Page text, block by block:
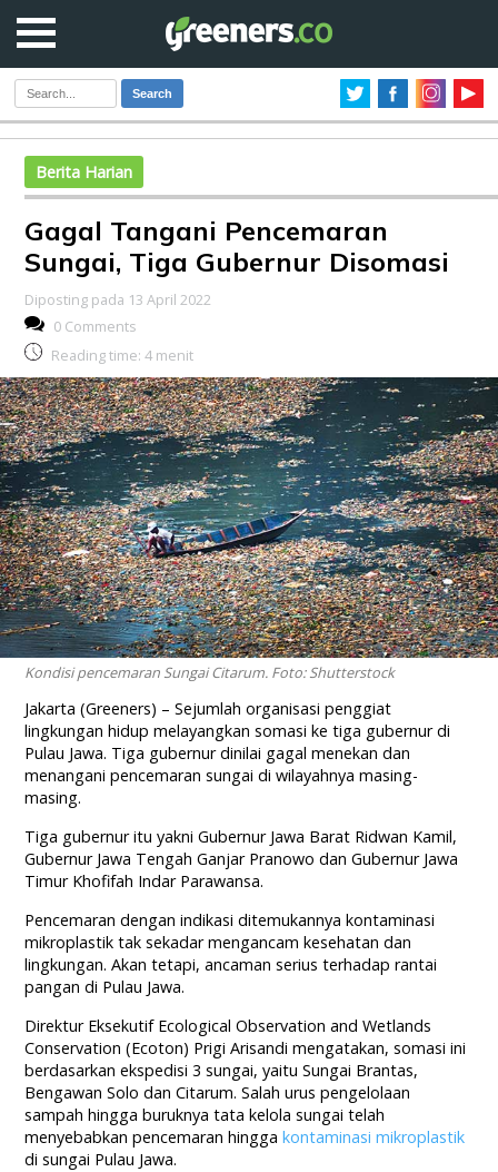
Search
Berita Harian
Gagal Tangani Pencemaran
Sungai, Tiga Gubernur Disomasi
Diposting pada 13 April 2022
0 Comments
Reading time: 4 menit
Kondisi pencemaran Sungai Citarum. Foto: Shutterstock
Jakarta (Greeners) – Sejumlah organisasi penggiat
lingkungan hidup melayangkan somasi ke tiga gubernur di
Pulau Jawa. Tiga gubernur dinilai gagal menekan dan
menangani pencemaran sungai di wilayahnya masing-
masing.
Tiga gubernur itu yakni Gubernur Jawa Barat Ridwan Kamil,
Gubernur Jawa Tengah Ganjar Pranowo dan Gubernur Jawa
Timur Khofifah Indar Parawansa.
Pencemaran dengan indikasi ditemukannya kontaminasi
mikroplastik tak sekadar mengancam kesehatan dan
lingkungan. Akan tetapi, ancaman serius terhadap rantai
pangan di Pulau Jawa.
Direktur Eksekutif Ecological Observation and Wetlands
Conservation (Ecoton) Prigi Arisandi mengatakan, somasi ini
berdasarkan ekspedisi 3 sungai, yaitu Sungai Brantas,
Bengawan Solo dan Citarum. Salah urus pengelolaan
sampah hingga buruknya tata kelola sungai telah
menyebabkan pencemaran hinggakontaminasi mikroplastik
di sungai Pulau Jawa.